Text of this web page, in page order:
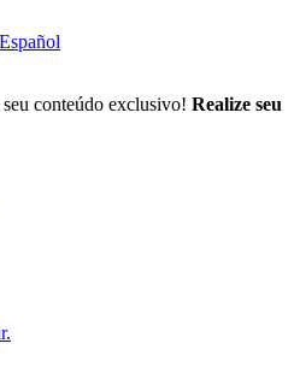
seu conteúdo exclusivo! Realize seu